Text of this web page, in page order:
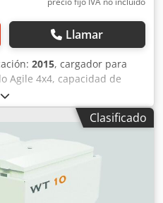
Llamar
2015, cargador para
Agile 4x4, capacidad de
Clasificado